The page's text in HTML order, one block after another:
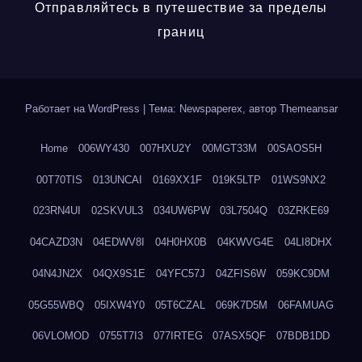
Отправляйтесь в путешествие за пределы
границ
Работает на WordPress Тема: Newspaperex, автор Themeansar
Home 006WY430 007HXU2Y 00MGT33M 00SAOS5H
00T70TIS 013UNCAI 0169XX1F 019K5LTP 01WS9NX2
023RN4UI 02SKVUL3 034UW6PW 03L7504Q 03ZRKE69
04CAZD3N 04EDWV8I 04H0HX0B 04KWVG4E 04LI8DHX
04N4JN2X 04QX9S1E 04YFC57J 04ZFIS6W 059KC9DM
05G55WBQ 05IXW4Y0 05T6CZAL 069K7D5M 06FAMUAG
06VLOMOD 0755T7I3 077IRTEG 07ASX5QF 07BDB1DD